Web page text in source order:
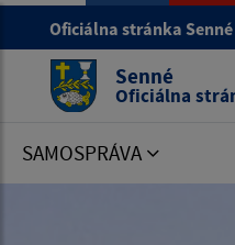
Oficiálna stránka Senné
Senné
Oficiálna
SAMOSPRÁVA